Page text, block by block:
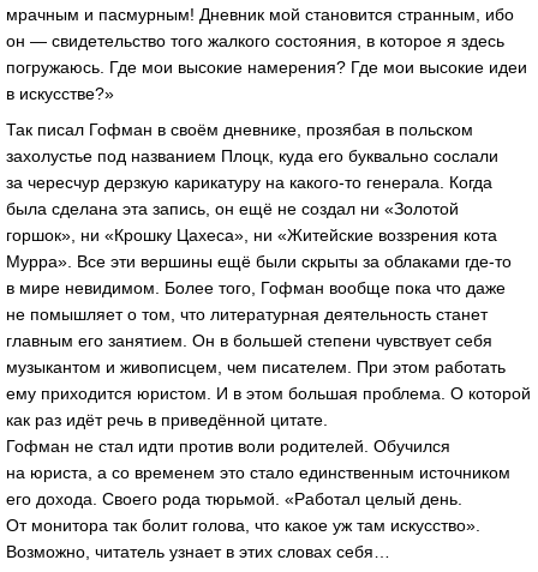
мрачным и пасмурным! Дневник мой становится странным, ибо
он — свидетельство того жалкого состояния, в которое я здесь
погружаюсь. Где мои высокие намерения? Где мои высокие идеи
в искусстве?»
Так писал Гофман в своём дневнике, прозябая в польском
захолустье под названием Плоцк, куда его буквально сослали
за чересчур дерзкую карикатуру на какого-то генерала. Когда
была сделана эта запись, он ещё не создал ни «Золотой
горшок», ни «Крошку Цахеса», ни «Житейские воззрения кота
Мурра». Все эти вершины ещё были скрыты за облаками где-то
в мире невидимом. Более того, Гофман вообще пока что даже
не помышляет о том, что литературная деятельность станет
главным его занятием. Он в большей степени чувствует себя
музыкантом и живописцем, чем писателем. При этом работать
ему приходится юристом. И в этом большая проблема. О которой
как раз идёт речь в приведённой цитате.
Гофман не стал идти против воли родителей. Обучился
на юриста, а со временем это стало единственным источником
его дохода. Своего рода тюрьмой. «Работал целый день.
От монитора так болит голова, что какое уж там искусство».
Возможно, читатель узнает в этих словах себя…